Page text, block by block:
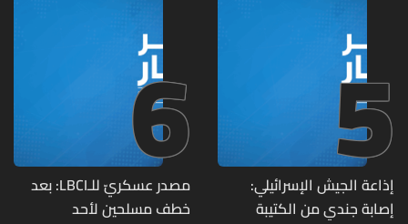
5
إذاعة الجيش الإسرائيلي:
إصابة جندي من الكتيبة
6
مصدر عسكريّ للـLBCI: بعد
خطف مسلحين لأحد